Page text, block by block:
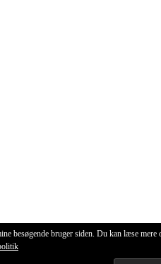
besøgende bruger siden. Du kan læse mere